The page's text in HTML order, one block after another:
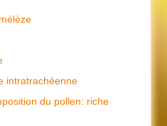
intratrachéenne
du pollen: riche